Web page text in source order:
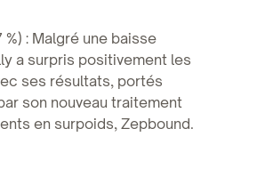
%) : Malgré une baisse
a surpris positivement les
ses résultats, portés
son nouveau traitement
en surpoids, Zepbound.